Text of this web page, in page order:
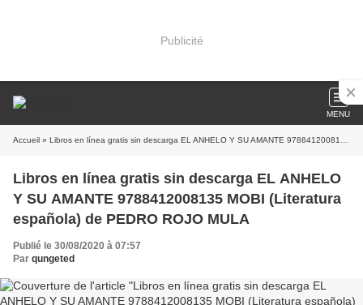
Publicité
MENU
Accueil » Libros en línea gratis sin descarga EL ANHELO Y SU AMANTE 9788412008135 MOBI (Literatura española) de PEDRO ROJO MULA
Libros en línea gratis sin descarga EL ANHELO
Y SU AMANTE 9788412008135 MOBI (Literatura
española) de PEDRO ROJO MULA
Publié le 30/08/2020 à 07:57
Par qungeted